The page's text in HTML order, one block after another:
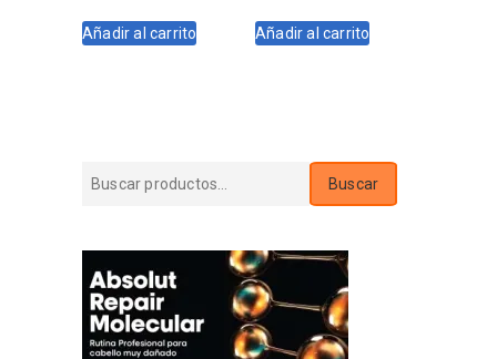
era:
es:
Añadir al carrito
era:
es:
Añadir al carrito
Buscar
Buscar